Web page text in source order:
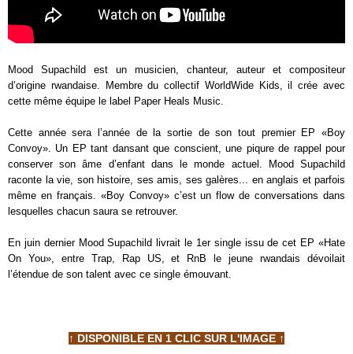
Mood Supachild est un musicien, chanteur, auteur et compositeur
d’origine rwandaise. Membre du collectif WorldWide Kids, il crée avec
cette même équipe le label Paper Heals Music.
Cette année sera l’année de la sortie de son tout premier EP «Boy
Convoy». Un EP tant dansant que conscient, une piqure de rappel pour
conserver son âme d’enfant dans le monde actuel. Mood Supachild
raconte la vie, son histoire, ses amis, ses galères... en anglais et parfois
même en français. «Boy Convoy» c’est un flow de conversations dans
lesquelles chacun saura se retrouver.
En juin dernier Mood Supachild livrait le 1er single issu de cet EP «Hate
On You», entre Trap, Rap US, et RnB le jeune rwandais dévoilait
l’étendue de son talent avec ce single émouvant.
↑ DISPONIBLE EN 1 CLIC SUR L'IMAGE ↑